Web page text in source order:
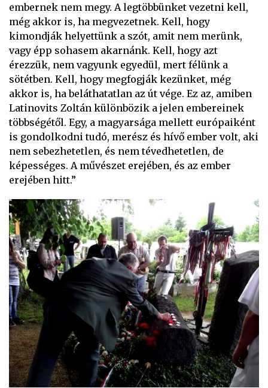
embernek nem megy. A legtöbbünket vezetni kell,
még akkor is, ha megvezetnek. Kell, hogy
kimondják helyettünk a szót, amit nem merünk,
vagy épp sohasem akarnánk. Kell, hogy azt
érezzük, nem vagyunk egyedül, mert félünk a
sötétben. Kell, hogy megfogják kezünket, még
akkor is, ha beláthatatlan az út vége. Ez az, amiben
Latinovits Zoltán különbözik a jelen embereinek
többségétől. Egy, a magyarsága mellett európaiként
is gondolkodni tudó, merész és hívő ember volt, aki
nem sebezhetetlen, és nem tévedhetetlen, de
képességes. A művészet erejében, és az ember
erejében hitt.”